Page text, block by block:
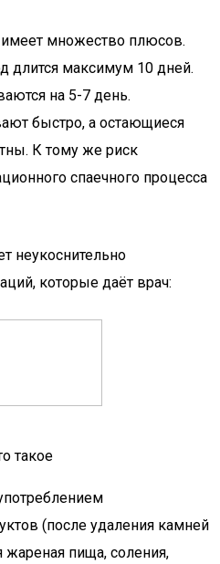
множество плюсов.
длится максимум 10 дней.
на 5-7 день.
быстро, а остающиеся
К тому же риск
спаечного процесса
неукоснительно
которые даёт врач:
такое
(после удаления камней
жареная пища, соления,